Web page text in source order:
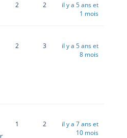
2 2
il y a 5 ans et
1 mois
2 3
il y a 5 ans et
8 mois
1 2
il y a 7 ans et
10 mois